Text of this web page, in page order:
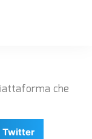
che
Twitter